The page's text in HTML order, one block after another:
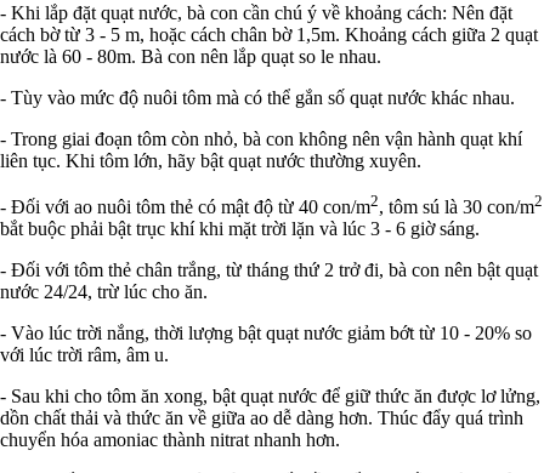
- Khi lắp đặt quạt nước, bà con cần chú ý về khoảng cách: Nên đặt
cách bờ từ 3 - 5 m, hoặc cách chân bờ 1,5m. Khoảng cách giữa 2 quạt
nước là 60 - 80m. Bà con nên lắp quạt so le nhau.
- Tùy vào mức độ nuôi tôm mà có thể gắn số quạt nước khác nhau.
- Trong giai đoạn tôm còn nhỏ, bà con không nên vận hành quạt khí
liên tục. Khi tôm lớn, hãy bật quạt nước thường xuyên.
- Đối với ao nuôi tôm thẻ có mật độ từ 40 con/m2, tôm sú là 30 con/m2
bắt buộc phải bật trục khí khi mặt trời lặn và lúc 3 - 6 giờ sáng.
- Đối với tôm thẻ chân trắng, từ tháng thứ 2 trở đi, bà con nên bật quạt
nước 24/24, trừ lúc cho ăn.
- Vào lúc trời nắng, thời lượng bật quạt nước giảm bớt từ 10 - 20% so
với lúc trời râm, âm u.
- Sau khi cho tôm ăn xong, bật quạt nước để giữ thức ăn được lơ lửng,
dồn chất thải và thức ăn về giữa ao dễ dàng hơn. Thúc đẩy quá trình
chuyển hóa amoniac thành nitrat nhanh hơn.